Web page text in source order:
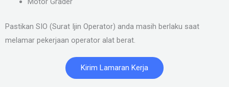
Pastikan SIO (Surat Ijin Operator) anda masih berlaku saat
melamar pekerjaan operator alat berat.
Kirim Lamaran Kerja